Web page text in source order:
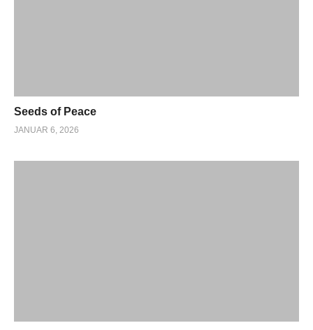
Seeds of Peace
JANUAR 6, 2026